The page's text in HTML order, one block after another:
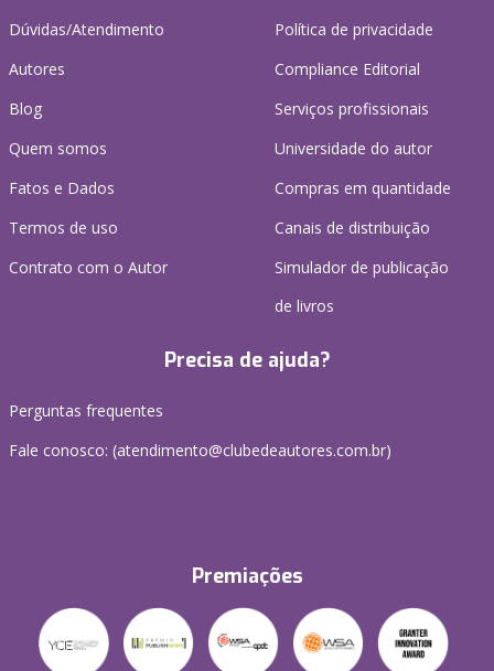
Dúvidas/Atendimento
Autores
Blog
Quem somos
Fatos e Dados
Termos de uso
Contrato com o Autor
Política de privacidade
Compliance Editorial
Serviços profissionais
Universidade do autor
Compras em quantidade
Canais de distribuição
Simulador de publicação
de livros
Precisa de ajuda?
Perguntas frequentes
Fale conosco: (atendimento@clubedeautores.com.br)
Premiações